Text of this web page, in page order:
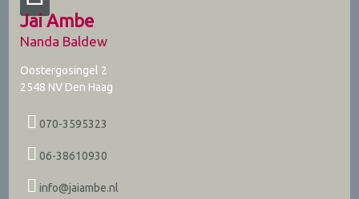
Jai Ambe
Nanda Baldew
Oostergosingel 2
2548 NV Den Haag
070-3595323
06-38610930
info@jaiambe.nl